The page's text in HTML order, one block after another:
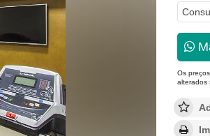
Os
alterados